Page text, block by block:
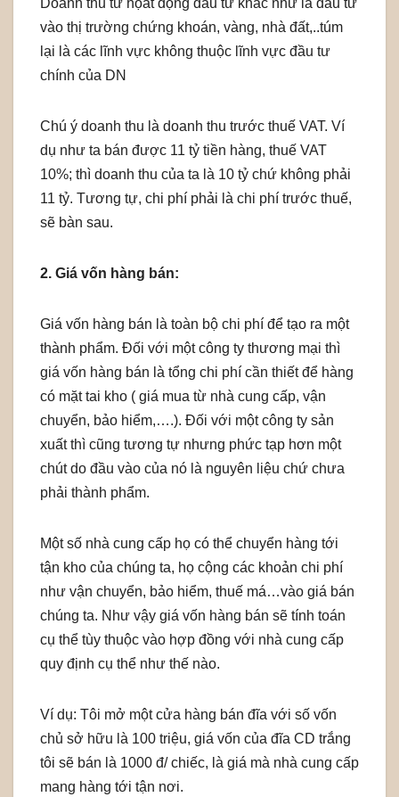
vào thị trường chứng khoán, vàng, nhà đất,..túm
lại là các lĩnh vực không thuộc lĩnh vực đầu tư
chính của DN
Chú ý doanh thu là doanh thu trước thuế VAT. Ví
dụ như ta bán được 11 tỷ tiền hàng, thuế VAT
10%; thì doanh thu của ta là 10 tỷ chứ không phải
11 tỷ. Tương tự, chi phí phải là chi phí trước thuế,
sẽ bàn sau.
2. Giá vốn hàng bán:
Giá vốn hàng bán là toàn bộ chi phí để tạo ra một
thành phẩm. Đối với một công ty thương mại thì
giá vốn hàng bán là tổng chi phí cần thiết để hàng
có mặt tai kho ( giá mua từ nhà cung cấp, vận
chuyển, bảo hiểm,….). Đối với một công ty sản
xuất thì cũng tương tự nhưng phức tạp hơn một
chút do đầu vào của nó là nguyên liệu chứ chưa
phải thành phẩm.
Một số nhà cung cấp họ có thể chuyển hàng tới
tận kho của chúng ta, họ cộng các khoản chi phí
như vận chuyển, bảo hiểm, thuế má…vào giá bán
chúng ta. Như vậy giá vốn hàng bán sẽ tính toán
cụ thể tùy thuộc vào hợp đồng với nhà cung cấp
quy định cụ thể như thế nào.
Ví dụ: Tôi mở một cửa hàng bán đĩa với số vốn
chủ sở hữu là 100 triệu, giá vốn của đĩa CD trắng
tôi sẽ bán là 1000 đ/ chiếc, là giá mà nhà cung cấp
mang hàng tới tận nơi.